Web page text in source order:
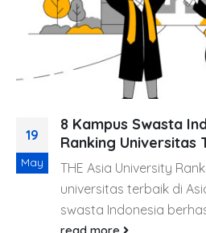
19
May
8 Kampus Swasta
Ranking Universitas
THE Asia University
universitas terbaik di
swasta Indonesia